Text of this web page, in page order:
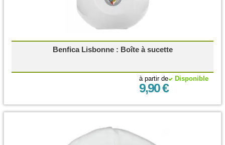
Benfica Lisbonne : Boîte à sucette
Disponible
à partir de
9,90 €